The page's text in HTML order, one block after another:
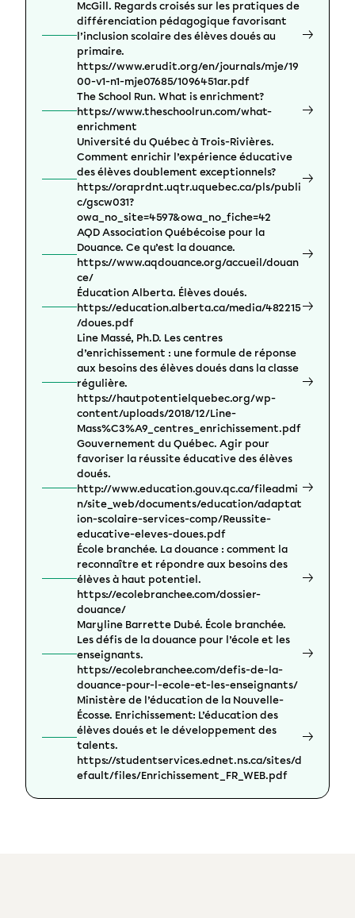
McGill. Regards croisés sur les pratiques de
différenciation pédagogique favorisant
l’inclusion scolaire des élèves doués au
primaire.
https://www.erudit.org/en/journals/mje/19
00-v1-n1-mje07685/1096451ar.pdf
The School Run. What is enrichment?
https://www.theschoolrun.com/what-
enrichment
Université du Québec à Trois-Rivières.
Comment enrichir l’expérience éducative
des élèves doublement exceptionnels?
https://oraprdnt.uqtr.uquebec.ca/pls/publi
c/gscw031?
owa_no_site=4597&owa_no_fiche=42
AQD Association Québécoise pour la
Douance. Ce qu’est la douance.
https://www.aqdouance.org/accueil/douan
ce/
Éducation Alberta. Élèves doués.
https://education.alberta.ca/media/482215
/doues.pdf
Line Massé, Ph.D. Les centres
d’enrichissement : une formule de réponse
aux besoins des élèves doués dans la classe
régulière.
https://hautpotentielquebec.org/wp-
content/uploads/2018/12/Line-
Mass%C3%A9_centres_enrichissement.pdf
Gouvernement du Québec. Agir pour
favoriser la réussite éducative des élèves
doués.
http://www.education.gouv.qc.ca/fileadmi
n/site_web/documents/education/adaptat
ion-scolaire-services-comp/Reussite-
educative-eleves-doues.pdf
École branchée. La douance : comment la
reconnaître et répondre aux besoins des
élèves à haut potentiel.
https://ecolebranchee.com/dossier-
douance/
Maryline Barrette Dubé. École branchée.
Les défis de la douance pour l’école et les
enseignants.
https://ecolebranchee.com/defis-de-la-
douance-pour-l-ecole-et-les-enseignants/
Ministère de l’éducation de la Nouvelle-
Écosse. Enrichissement: L’éducation des
élèves doués et le développement des
talents.
https://studentservices.ednet.ns.ca/sites/d
efault/files/Enrichissement_FR_WEB.pdf